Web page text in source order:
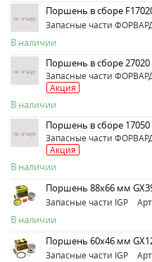
Поршень в сборе
Запасные части
В наличии
Поршень в сборе 27020
Запасные части
Акция
В наличии
Поршень в сборе 17050
Запасные части
Акция
В наличии
Поршень 88х66 мм
Запасные части IGP Арт.
В наличии
Поршень 60х46 мм
Запасные части IGP Арт.